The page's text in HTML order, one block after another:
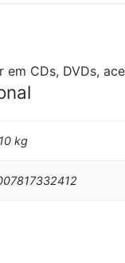
CDs, DVDs,
kg